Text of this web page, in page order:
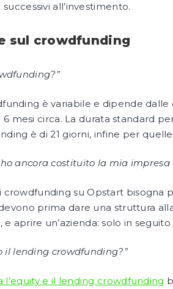
all’investimento.
sul crowdfunding
è variabile e dipende
mesi circa. La durata standard
è di 21 giorni, infine per
ancora costituito la mia impresa
su Opstart bisogna
prima dare una struttura
, e aprire un’azienda: solo in
il lending crowdfunding?”
e il lending crowdfunding